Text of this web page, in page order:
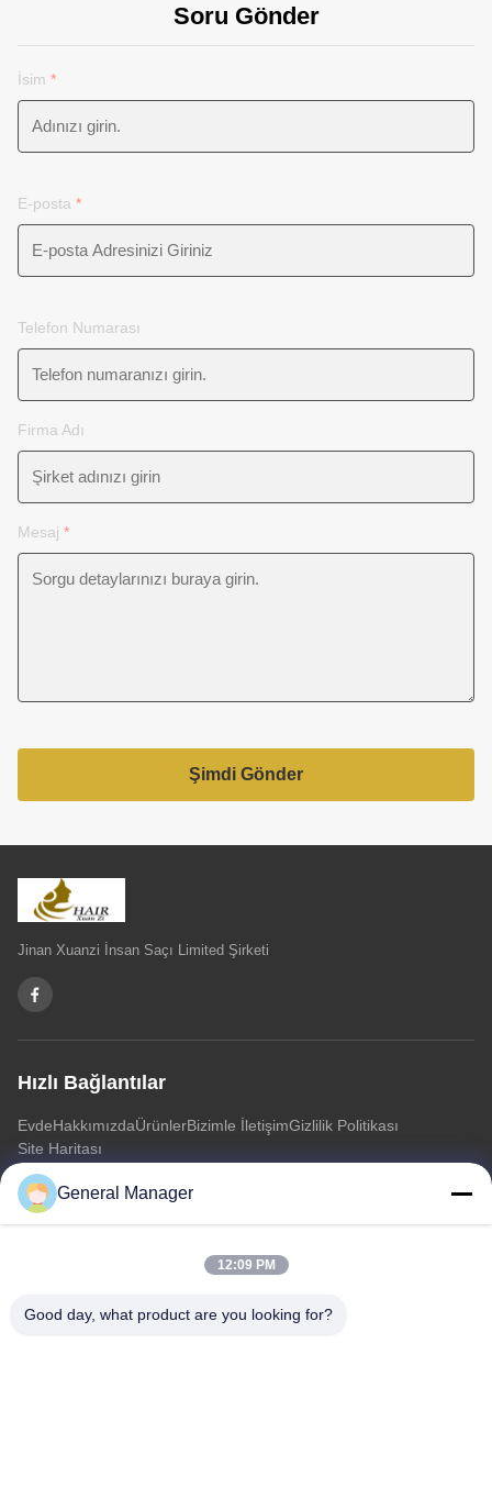
Soru Gönder
İsim *
E-posta *
Telefon Numarası
Firma Adı
Mesaj *
Şimdi Gönder
Jinan Xuanzi İnsan Saçı Limited Şirketi
Hızlı Bağlantılar
EvdeHakkımızdaÜrünlerBizimle İletişimGizlilik Politikası
Site Haritası
Bizimle İletişim
Adres: Xingfu Yolu Licheng Bölgesi Jinan Şehri, Shandong
General Manager
12:09 PM
Good day, what product are you looking for?